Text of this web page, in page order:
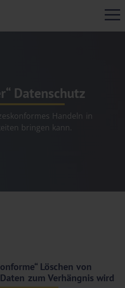
Datenschutz
Handeln in
bringen kann.
Löschen von
zum Verhängnis wird